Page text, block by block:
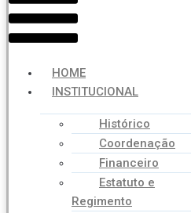
HOME
INSTITUCIONAL
Histórico
Coordenação
Financeiro
Estatuto e
Regimento